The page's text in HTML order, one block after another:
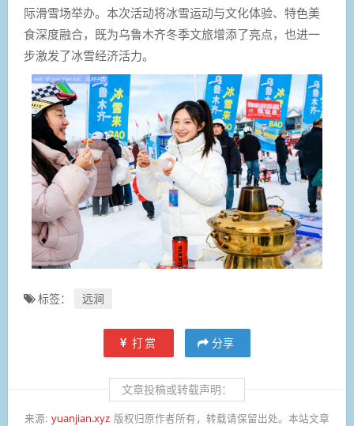
际滑雪场举办。本次活动将冰雪运动与文化体验、特色美
食深度融合，既为乌鲁木齐冬季文旅增添了亮点，也进一
步激发了冰雪经济活力。
标签： 远涧
打赏 分享
文章投稿或转载声明：
来源: yuanjian.xyz 版权归原作者所有，转载请保留出处。本站文章